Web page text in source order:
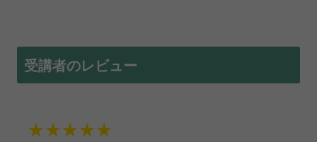
受講者のレビュー
★★★★★